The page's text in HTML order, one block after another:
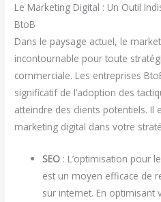
Le Marketing Digital : Un Outil
BtoB
Dans le paysage actuel, le
incontournable pour toute
commerciale. Les entreprises
significatif de l’adoption des
atteindre des clients potentiels. Il
marketing digital dans votre
SEO : L’optimisation pour
est un moyen efficace de
sur internet. En optimisant